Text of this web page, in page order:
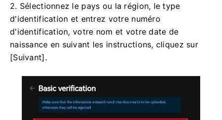
2. Sélectionnez le pays ou la région, le type
d'identification et entrez votre numéro
d'identification, votre nom et votre date de
naissance en suivant les instructions, cliquez sur
[Suivant].